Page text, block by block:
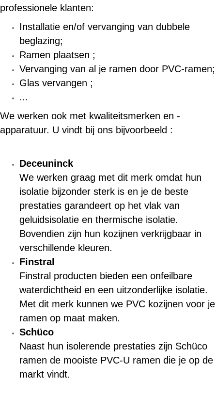
professionele klanten:
Installatie en/of vervanging van dubbele
beglazing;
Ramen plaatsen ;
Vervanging van al je ramen door PVC-ramen;
Glas vervangen ;
...
We werken ook met kwaliteitsmerken en -
apparatuur. U vindt bij ons bijvoorbeeld :
Deceuninck
We werken graag met dit merk omdat hun
isolatie bijzonder sterk is en je de beste
prestaties garandeert op het vlak van
geluidsisolatie en thermische isolatie.
Bovendien zijn hun kozijnen verkrijgbaar in
verschillende kleuren.
Finstral
Finstral producten bieden een onfeilbare
waterdichtheid en een uitzonderlijke isolatie.
Met dit merk kunnen we PVC kozijnen voor je
ramen op maat maken.
Schüco
Naast hun isolerende prestaties zijn Schüco
ramen de mooiste PVC-U ramen die je op de
markt vindt.